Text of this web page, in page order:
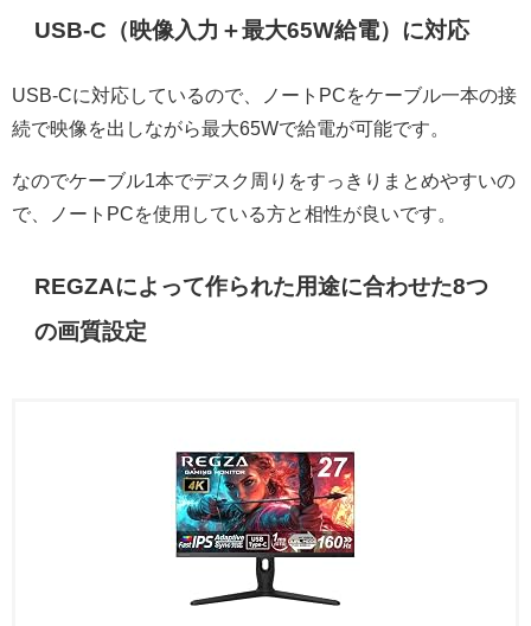
USB-C（映像入力＋最大65W給電）に対応
USB-Cに対応しているので、ノートPCをケーブル一本の接
続で映像を出しながら最大65Wで給電が可能です。
なのでケーブル1本でデスク周りをすっきりまとめやすいの
で、ノートPCを使用している方と相性が良いです。
REGZAによって作られた用途に合わせた8つ
の画質設定